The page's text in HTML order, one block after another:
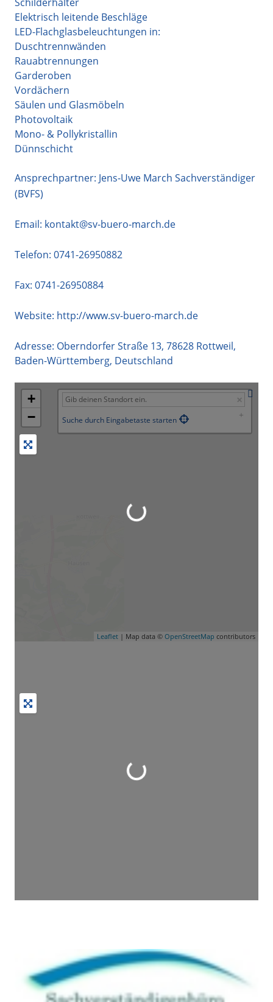
Elektrisch leitende Beschläge
LED-Flachglasbeleuchtungen in:
Duschtrennwänden
Rauabtrennungen
Garderoben
Vordächern
Säulen und Glasmöbeln
Photovoltaik
Mono- & Pollykristallin
Dünnschicht
Ansprechpartner: Jens-Uwe March Sachverständiger
(BVFS)
Email: kontakt@sv-buero-march.de
Telefon: 0741-26950882
Fax: 0741-26950884
Website: http://www.sv-buero-march.de
Adresse: Oberndorfer Straße 13, 78628 Rottweil,
Baden-Württemberg, Deutschland
+
−
Suche durch Eingabetaste starten
Leaflet | Map data © OpenStreetMap contributors
Wird geladen …